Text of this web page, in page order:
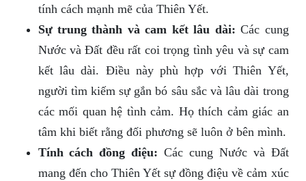
tính cách mạnh mẽ của Thiên Yết.
Sự trung thành và cam kết lâu dài: Các cung
Nước và Đất đều rất coi trọng tình yêu và sự cam
kết lâu dài. Điều này phù hợp với Thiên Yết,
người tìm kiếm sự gắn bó sâu sắc và lâu dài trong
các mối quan hệ tình cảm. Họ thích cảm giác an
tâm khi biết rằng đối phương sẽ luôn ở bên mình.
Tính cách đồng điệu: Các cung Nước và Đất
mang đến cho Thiên Yết sự đồng điệu về cảm xúc